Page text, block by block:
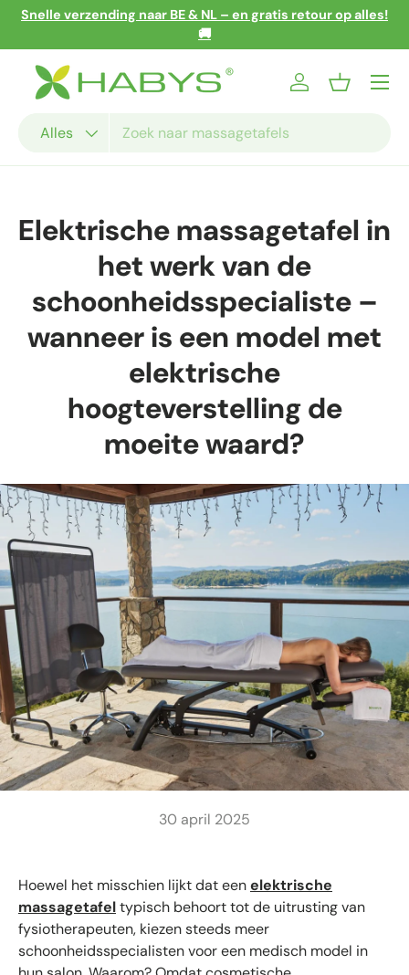
Snelle verzending naar BE & NL – en gratis retour op alles!
🚚
Alles
InloggenMandje
Menu
Elektrische massagetafel in
het werk van de
schoonheidsspecialiste –
wanneer is een model met
elektrische
hoogteverstelling de
moeite waard?
30 april 2025
Hoewel het misschien lijkt dat eenelektrische
massagetafeltypisch behoort tot de uitrusting van
fysiotherapeuten, kiezen steeds meer
schoonheidsspecialisten voor een medisch model in